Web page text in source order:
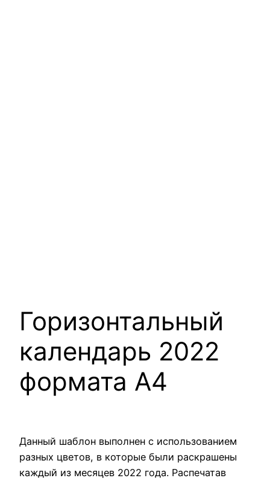
Горизонтальный
календарь 2022
формата А4
Данный шаблон выполнен с использованием
разных цветов, в которые были раскрашены
каждый из месяцев 2022 года. Распечатав